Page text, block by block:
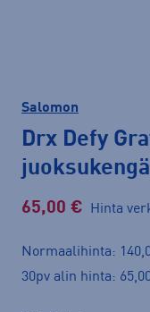
Salomon
Drx Defy
65,00 € Hinta
Normaalihinta:
30pv alin hinta: